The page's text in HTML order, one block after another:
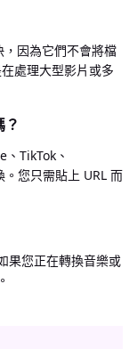
因為它們不會將檔
處理大型影片或多
TikTok、
您只需貼上 URL 而
果您正在轉換音樂或